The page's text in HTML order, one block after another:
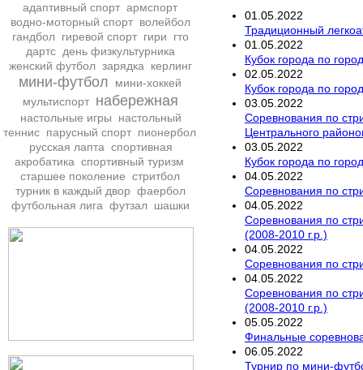
адаптивный спорт армспорт
водно-моторный спорт волейбол
гандбол гиревой спорт гири
гто
дартс день физкультурника
женский футбол зарядка керлинг
мини-футбол
мини-хоккей
мультиспорт набережная
настольные игры
настольный
теннис парусный спорт пионербол
русская лапта спортивная
акробатика спортивный туризм
старшее поколение стритбол
турник в каждый двор фаербол
футбольная лига футзал шашки
01 05 2022
Традиционный
01 05 2022
Кубок города по
02 05 2022
Кубок города по
03 05 2022
Соревнования по
Центрального
03 05 2022
Кубок города по
04 05 2022
Соревнования по
04 05 2022
Соревнования по
(2008-2010 г.р.)
04 05 2022
Соревнования по
04 05 2022
Соревнования по
(2008-2010 г.р.)
05 05 2022
Финальные
06 05 2022
Турнир по мини-